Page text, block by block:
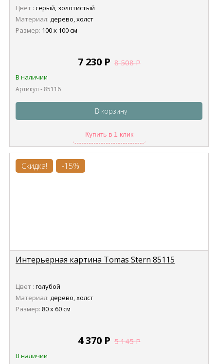
Цвет : серый, золотистый
Материал: дерево, холст
Размер: 100 х 100 см
7 230 Р 8 508Р
В наличии
Артикул - 85116
В корзину
Купить в 1 клик
Скидка! -15%
Интерьерная картина Tomas Stern 85115
Цвет : голубой
Материал: дерево, холст
Размер: 80 х 60 см
4 370 Р 5 145Р
В наличии